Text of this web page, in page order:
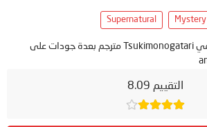
التقييم 8.09
Mystery
Supernatural
تحميل وشاهدة حلقات انمي Tsukimonogatari مترجم بعدة جودات على